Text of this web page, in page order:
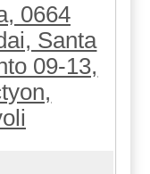
0664
Santa
09-13,